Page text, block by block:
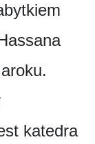
katedra